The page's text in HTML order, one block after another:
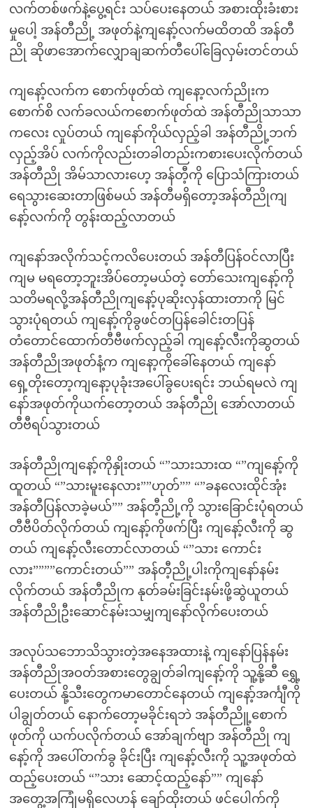
လက်တစ်ဖက်နဲ့ပွေ့ရင်း သပ်ပေးနေတယ် အစားထိုးခံးစား
မှုပေါ့ အန်တီညို့ အဖုတ်နဲ့ကျနော့်လက်မထိတထိ အန်တီ
ညို ဆိုဖာအောက်လျှောချဆက်တီပေါ်ခြေလှမ်းတင်တယ်
ကျနော့်လက်က စောက်ဖုတ်ထဲ ကျနော့လက်ညိုးက
စောက်စိ လက်ခလယ်ကစောက်ဖုတ်ထဲ အန်တီညိုသာသာ
ကလေး လှုပ်တယ် ကျနော်ကိုယ်လှည့်ခါ အန်တီညို့ဘက်
လှည့်အိပ် လက်ကိုလည်းတခါတည်းကစားပေးလိုက်တယ်
အန်တီညို အိမ်သာလားဟေ့ အန်တီ့ကို ပြောသံကြားတယ်
ရေသွားဆေးတာဖြစ်မယ် အန်တီမရှိတော့အန်တီညိုကျ
နော့်လက်ကို တွန်းထည့်လာတယ်
ကျနော်အလိုက်သင့်ကလိပေးတယ် အန်တီပြန်ဝင်လာပြီး
ကျမ မရတော့ဘူးအိပ်တော့မယ်တဲ့ တော်သေးကျနော့်ကို
သတိမရလို့အန်တီညိုကျနော့်ပုဆိုးလှန်ထားတာကို မြင်
သွားပုံရတယ် ကျနော့်ကိုခွဖင်တပြန်ခေါင်းတပြန်
တံတောင်ထောက်တီဗီဖက်လှည့်ခါ ကျနော့်လီးကိုဆွတယ်
အန်တီညိုအဖုတ်နံ့က ကျနော့ကိုခေါ်နေတယ် ကျနော်
ရှေ့တိုးတော့ကျနော့ပုခုံးအပေါ်ခွပေးရင်း ဘယ်ရမလဲ ကျ
နော်အဖုတ်ကိုယက်တော့တယ် အန်တီညို အော်လာတယ်
တီဗီရပ်သွားတယ်
အန်တီညိုကျနော့်ကိုနှိုးတယ် “”သားသားထ “”ကျနော့်ကို
ထူတယ် “”သားမူးနေလား””ဟုတ်”” “”ခနလေးထိုင်အုံး
အန်တီပြန်လာခဲ့မယ်”” အန်တီ့ညို့ကို သွားခြောင်းပုံရတယ်
တီဗီပိတ်လိုက်တယ် ကျနော့်ကိုဖက်ပြီး ကျနော့်လီးကို ဆွ
တယ် ကျနော့်လီးတောင်လာတယ် “”သား ကောင်း
လား””””ကောင်းတယ်”” အန်တီ့ညို့ပါးကိုကျနော်နမ်း
လိုက်တယ် အန်တီညိုက နုတ်ခမ်းခြင်းနမ်းဖို့ဆွဲယူတယ်
အန်တီညိုဦးဆောင်နမ်းသမျှကျနော်လိုက်ပေးတယ်
အလုပ်သဘောသိသွားတဲ့အနေအထားနဲ့ ကျနော်ပြန်နမ်း
အန်တီညိုအဝတ်အစားတွေချွတ်ခါကျနော့်ကို သူ့နို့ဆီ ရွှေ့
ပေးတယ် နို့သီးတွေကမာတောင်နေတယ် ကျနော့်အင်္ကျီကို
ပါချွတ်တယ် နောက်တော့မခိုင်းရဘဲ အန်တီညိူ့စောက်
ဖုတ်ကို ယက်ပလိုက်တယ် အော်ချက်ဗျာ အန်တီညို ကျ
နော့်ကို အပေါ်တက်ခွ ခိုင်းပြီး ကျနော့်လီးကို သူ့အဖုတ်ထဲ
ထည့်ပေးတယ် “”သား ဆောင့်ထည့်နော်”” ကျနော်
အတွေ့အကြုံမရှိလေဟန် ချော်ထိုးတယ် ဖင်ပေါက်ကို